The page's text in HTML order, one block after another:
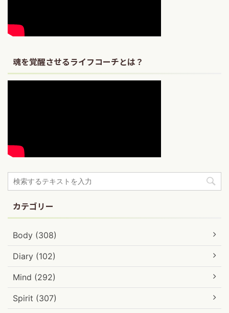
魂を覚醒させるライフコーチとは？
カテゴリー
Body (308)
Diary (102)
Mind (292)
Spirit (307)